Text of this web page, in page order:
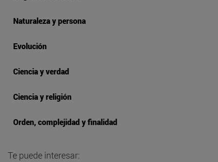
Naturaleza y persona
Evolución
Ciencia y verdad
Ciencia y religión
Orden, complejidad y finalidad
Te puede interesar: